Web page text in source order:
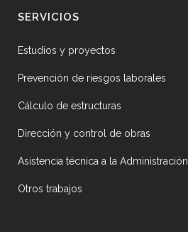
SERVICIOS
Estudios y proyectos
Prevención de riesgos laborales
Cálculo de estructuras
Dirección y control de obras
Asistencia técnica a la Administración
Otros trabajos